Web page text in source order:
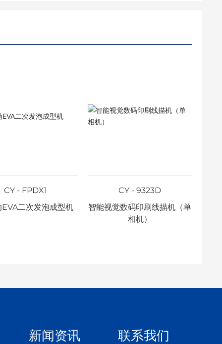
CY - FPDX1
二次发泡成型机
CY - 9323D
智能视觉数码印刷线描机（单
相机）
新闻资讯 联系我们